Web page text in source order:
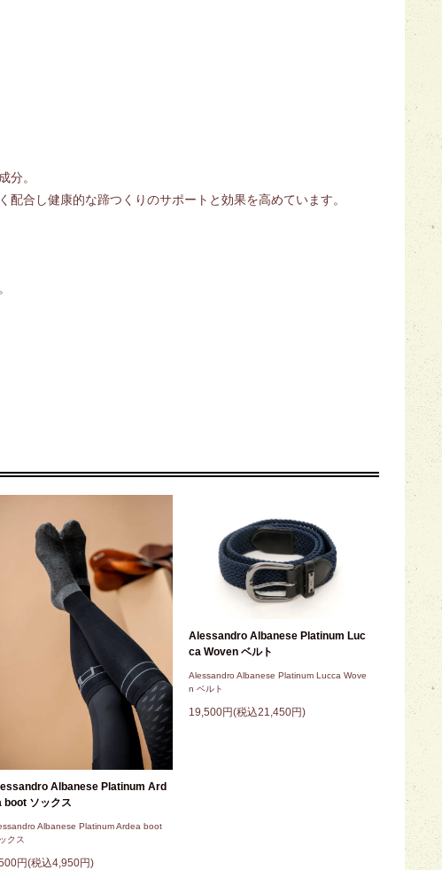
分。
合し健康的な蹄つくりのサポートと効果を高めています。
Albanese Platinum Ard
boot ソックス
Albanese Platinum Ardea boot
クス
円(税込4,950円)
Alessandro Albanese Platinum Luc
ca Woven ベルト
Alessandro Albanese Platinum Lucca Wove
n ベルト
19,500円(税込21,450円)